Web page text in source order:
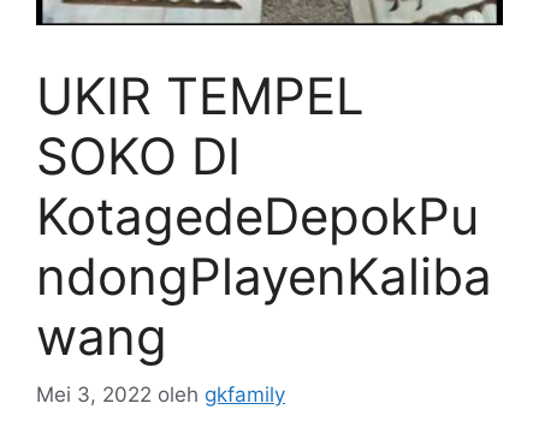
UKIR TEMPEL
SOKO DI
KotagedeDepokPu
ndongPlayenKaliba
wang
Mei 3, 2022 oleh gkfamily